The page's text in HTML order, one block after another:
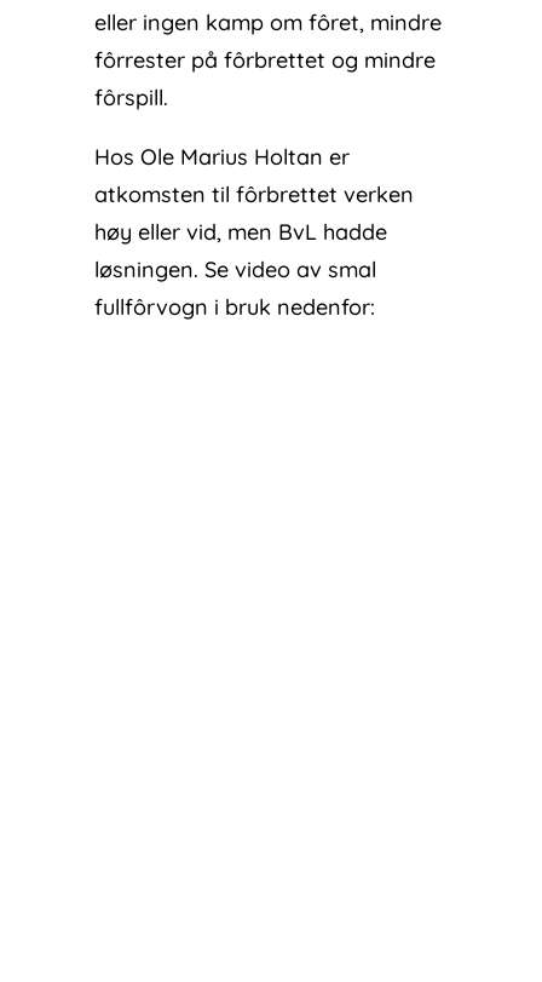
eller ingen kamp om fôret, mindre
fôrrester på fôrbrettet og mindre
fôrspill.
Hos Ole Marius Holtan er
atkomsten til fôrbrettet verken
høy eller vid, men BvL hadde
løsningen. Se video av smal
fullfôrvogn i bruk nedenfor: